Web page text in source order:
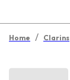
Home / Clarins